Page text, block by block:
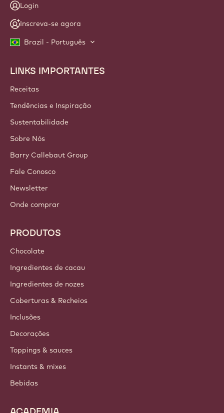
Login
Inscreva-se agora
Brazil - Português
Footer
Callebaut
LINKS IMPORTANTES
Receitas
Tendências e Inspiração
Sustentabilidade
Sobre Nós
Barry Callebaut Group
Fale Conosco
Newsletter
Onde comprar
PRODUTOS
Chocolate
Ingredientes de cacau
Ingredientes de nozes
Coberturas & Recheios
Inclusões
Decorações
Toppings & sauces
Instants & mixes
Bebidas